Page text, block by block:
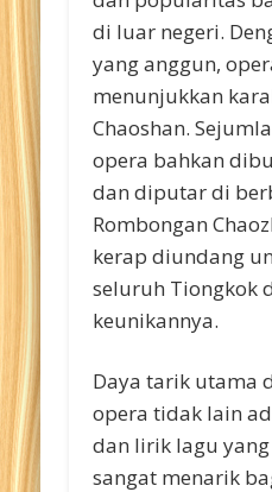
di luar negeri.
yang anggun,
menunjukkan
Chaoshan.
opera bahkan
dan diputar di
Rombongan
kerap diundang
seluruh Tiongkok
keunikannya.
Daya tarik utama
opera tidak lain
dan lirik lagu
sangat menarik